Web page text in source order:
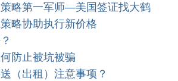
略第一军师—美国签证找大鹤
略协助执行新价格
防止被坑被骗
（出租）注意事项？